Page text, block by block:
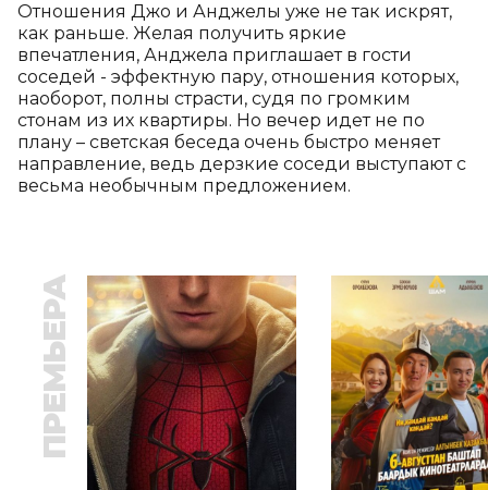
Отношения Джо и Анджелы уже не так искрят,
как раньше. Желая получить яркие
впечатления, Анджела приглашает в гости
соседей - эффектную пару, отношения которых,
наоборот, полны страсти, судя по громким
стонам из их квартиры. Но вечер идет не по
плану – светская беседа очень быстро меняет
направление, ведь дерзкие соседи выступают с
весьма необычным предложением.
ПРЕМЬЕРА